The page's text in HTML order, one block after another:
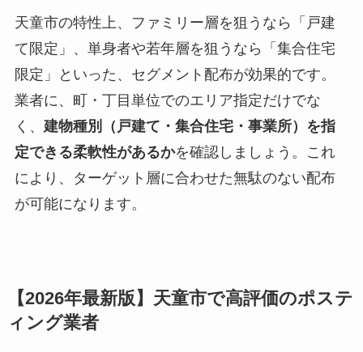
天童市の特性上、ファミリー層を狙うなら「戸建
て限定」、単身者や若年層を狙うなら「集合住宅
限定」といった、セグメント配布が効果的です。
業者に、町・丁目単位でのエリア指定だけでな
く、 建物種別（戸建て・集合住宅・事業所）を指
定できる柔軟性があるかを確認しましょう。これ
により、ターゲット層に合わせた無駄のない配布
が可能になります。
【2026年最新版】天童市で高評価のポステ
ィング業者